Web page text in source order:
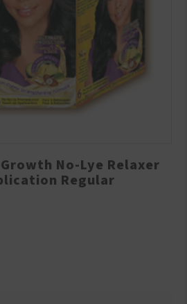
No-Lye Relaxer
Regular